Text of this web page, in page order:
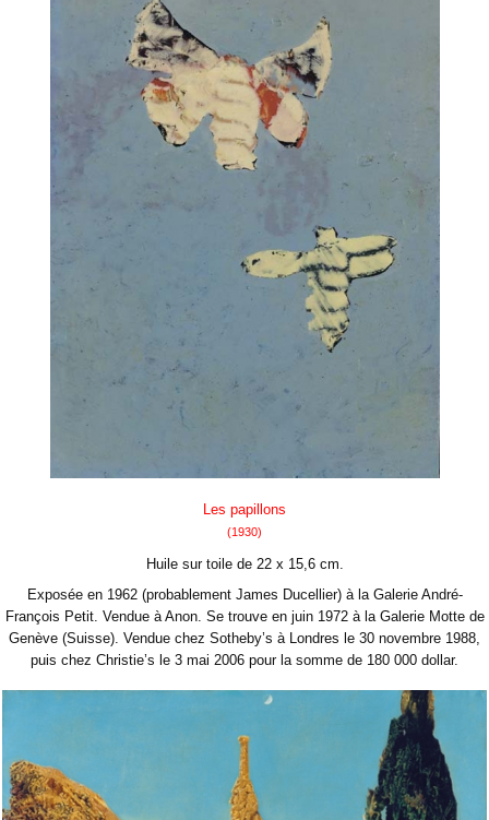
Les papillons
(1930)
Huile sur toile de 22 x 15,6 cm.
Exposée en 1962 (probablement James Ducellier) à la Galerie André-
François Petit. Vendue à Anon. Se trouve en juin 1972 à la Galerie Motte de
Genève (Suisse). Vendue chez Sotheby’s à Londres le 30 novembre 1988,
puis chez Christie’s le 3 mai 2006 pour la somme de 180 000 dollar.